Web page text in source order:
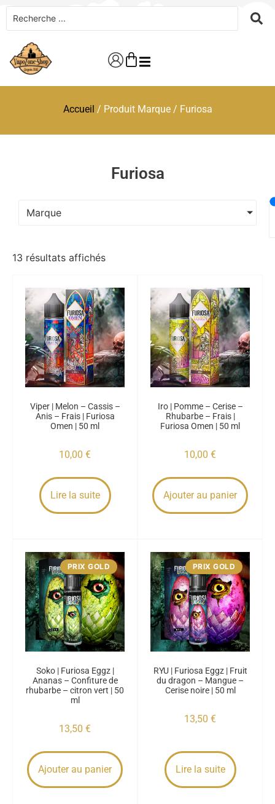
Accueil / Produit Marque / Furiosa
Furiosa
Marque
13 résultats affichés
Viper | Melon – Cassis –
Anis – Frais | Furiosa
Omen | 50 ml
10,00 €
Lire la suite
Iro | Pomme – Cerise –
Rhubarbe – Frais |
Furiosa Omen | 50 ml
10,00 €
Ajouter au panier
PRIX GOLD
Soko | Furiosa Eggz |
Ananas – Confiture de
rhubarbe – citron vert | 50
ml
13,50 €
Ajouter au panier
PRIX GOLD
RYU | Furiosa Eggz | Fruit
du dragon – Mangue –
Cerise noire | 50 ml
13,50 €
Lire la suite